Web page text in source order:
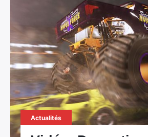
Actualités